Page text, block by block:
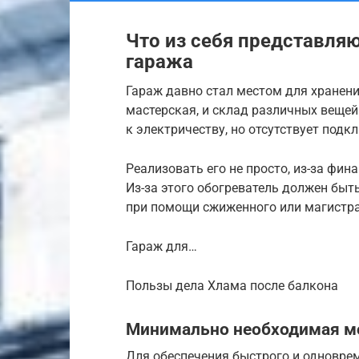
Что из себя
гаража
Гараж давно стал местом для
мастерская, и склад различных
к электричеству, но отсутствует
Реализовать его не просто, из-за
Из-за этого обогреватель должен
при помощи сжиженного или
Гараж для…
Пользы дела Хлама после балкона
Минимально необходимая
Для обеспечения быстрого и